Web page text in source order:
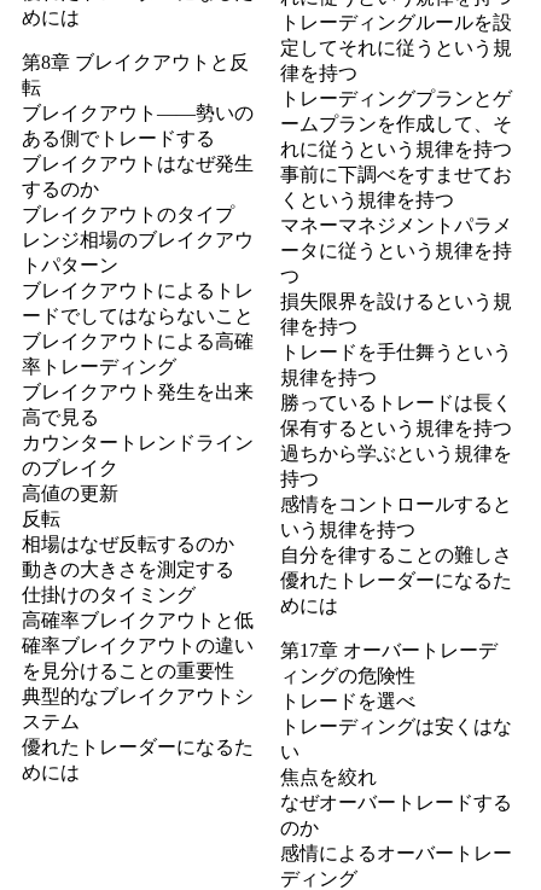
めには
第8章 ブレイクアウトと反
転
ブレイクアウト――勢いの
ある側でトレードする
ブレイクアウトはなぜ発生
するのか
ブレイクアウトのタイプ
レンジ相場のブレイクアウ
トパターン
ブレイクアウトによるトレ
ードでしてはならないこと
ブレイクアウトによる高確
率トレーディング
ブレイクアウト発生を出来
高で見る
カウンタートレンドライン
のブレイク
高値の更新
反転
相場はなぜ反転するのか
動きの大きさを測定する
仕掛けのタイミング
高確率ブレイクアウトと低
確率ブレイクアウトの違い
を見分けることの重要性
典型的なブレイクアウトシ
ステム
優れたトレーダーになるた
めには
トレーディングルールを設
定してそれに従うという規
律を持つ
トレーディングプランとゲ
ームプランを作成して、そ
れに従うという規律を持つ
事前に下調べをすませてお
くという規律を持つ
マネーマネジメントパラメ
ータに従うという規律を持
つ
損失限界を設けるという規
律を持つ
トレードを手仕舞うという
規律を持つ
勝っているトレードは長く
保有するという規律を持つ
過ちから学ぶという規律を
持つ
感情をコントロールすると
いう規律を持つ
自分を律することの難しさ
優れたトレーダーになるた
めには
第17章 オーバートレーデ
ィングの危険性
トレードを選べ
トレーディングは安くはな
い
焦点を絞れ
なぜオーバートレードする
のか
感情によるオーバートレー
ディング